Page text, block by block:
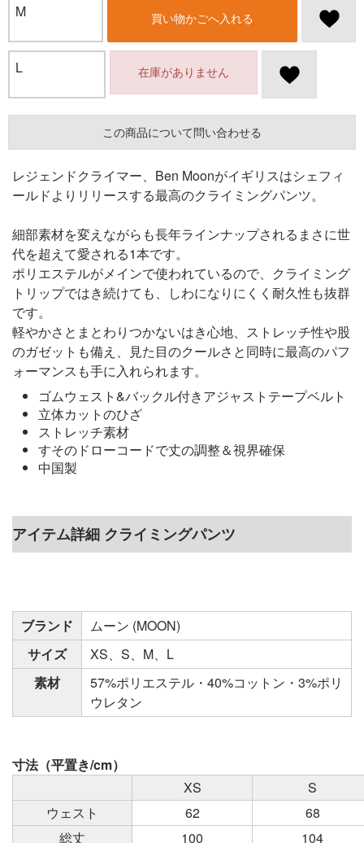
M 買い物かごへ入れる
L 在庫がありません
この商品について問い合わせる
レジェンドクライマー、Ben Moonがイギリスはシェフィ
ールドよりリリースする最高のクライミングパンツ。
細部素材を変えながらも長年ラインナップされるまさに世
代を超えて愛される1本です。
ポリエステルがメインで使われているので、クライミング
トリップではき続けても、しわになりにくく耐久性も抜群
です。
軽やかさとまとわりつかないはき心地、ストレッチ性や股
のガゼットも備え、見た目のクールさと同時に最高のパフ
ォーマンスも手に入れられます。
ゴムウェスト&バックル付きアジャストテープベルト
立体カットのひざ
ストレッチ素材
すそのドローコードで丈の調整＆視界確保
中国製
アイテム詳細 クライミングパンツ
ブランド
ムーン (MOON)
サイズ
XS、S、M、L
素材
57%ポリエステル・40%コットン・3%ポリ
ウレタン
寸法（平置き/cm）
XS
S
ウェスト
62
68
総丈
100 104